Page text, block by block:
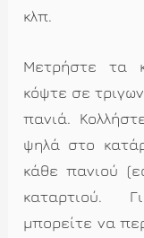
κλπ.
Μετρήστε τα
κόψτε σε
πανιά.
ψηλά στο
κάθε πανιού
καταρτιού.
μπορείτε να